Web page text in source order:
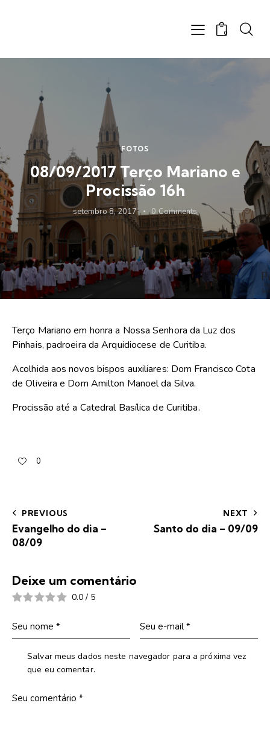
0
FOTOS
08/09/2017 Terço Mariano e
Procissão 16h
setembro 8, 2017 0 Comments
Terço Mariano em honra a Nossa Senhora da Luz dos
Pinhais, padroeira da Arquidiocese de Curitiba.
Acolhida aos novos bispos auxiliares: Dom Francisco Cota
de Oliveira e Dom Amilton Manoel da Silva.
Procissão até a Catedral Basílica de Curitiba.
0
PREVIOUS
Evangelho do dia –
08/09
NEXT
Santo do dia – 09/09
Deixe um comentário
0.0 / 5
Salvar meus dados neste navegador para a próxima vez
que eu comentar.